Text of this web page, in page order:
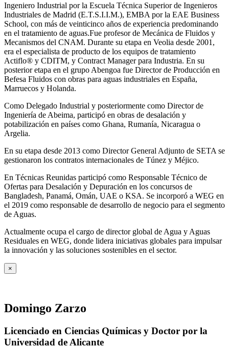
Ingeniero Industrial por la Escuela Técnica Superior de Ingenieros
Industriales de Madrid (E.T.S.I.I.M.), EMBA por la EAE Business
School, con más de veinticinco años de experiencia predominando
en el tratamiento de aguas.Fue profesor de Mecánica de Fluidos y
Mecanismos del CNAM. Durante su etapa en Veolia desde 2001,
era el especialista de producto de los equipos de tratamiento
Actiflo® y CDITM, y Contract Manager para Industria. En su
posterior etapa en el grupo Abengoa fue Director de Producción en
Befesa Fluidos con obras para aguas industriales en España,
Marruecos y Holanda.
Como Delegado Industrial y posteriormente como Director de
Ingeniería de Abeima, participó en obras de desalación y
potabilización en países como Ghana, Rumanía, Nicaragua o
Argelia.
En su etapa desde 2013 como Director General Adjunto de SETA se
gestionaron los contratos internacionales de Túnez y Méjico.
En Técnicas Reunidas participó como Responsable Técnico de
Ofertas para Desalación y Depuración en los concursos de
Bangladesh, Panamá, Omán, UAE o KSA. Se incorporó a WEG en
el 2019 como responsable de desarrollo de negocio para el segmento
de Aguas.
Actualmente ocupa el cargo de director global de Agua y Aguas
Residuales en WEG, donde lidera iniciativas globales para impulsar
la innovación y las soluciones sostenibles en el sector.
×
Domingo Zarzo
Licenciado en Ciencias Químicas y Doctor por la
Universidad de Alicante